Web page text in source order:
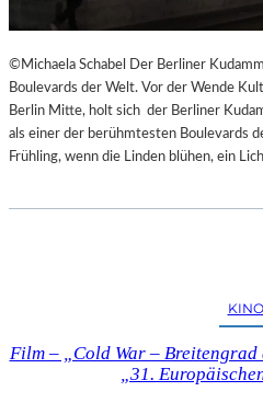
©Michaela Schabel Der Berliner
Boulevards der Welt. Vor der Wende
Berlin Mitte, holt sich der Berliner
als einer der berühmtesten Boulevards
Frühling, wenn die Linden blühen, ein
KINO
Film – „Cold War –
„31.